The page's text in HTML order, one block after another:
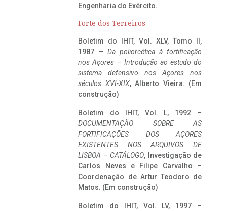
Engenharia do Exército.
Forte dos Terreiros
Boletim do IHIT, Vol. XLV, Tomo II,
1987 – Da poliorcética à fortificação
nos Açores – Introdução ao estudo do
sistema defensivo nos Açores nos
séculos XVI-XIX, Alberto Vieira. (Em
construção)
Boletim do IHIT, Vol. L, 1992 –
DOCUMENTAÇÃO SOBRE AS
FORTIFICAÇÕES DOS AÇORES
EXISTENTES NOS ARQUIVOS DE
LISBOA – CATÁLOGO, Investigação de
Carlos Neves e Filipe Carvalho –
Coordenação de Artur Teodoro de
Matos. (Em construção)
Boletim do IHIT, Vol. LV, 1997 –